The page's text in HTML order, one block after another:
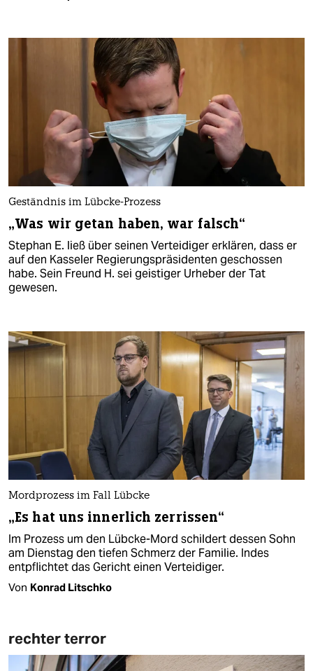
Geständnis im Lübcke-Prozess
„Was wir getan haben, war falsch“
Stephan E. ließ über seinen Verteidiger erklären, dass er
auf den Kasseler Regierungspräsidenten geschossen
habe. Sein Freund H. sei geistiger Urheber der Tat
gewesen.
Mordprozess im Fall Lübcke
„Es hat uns innerlich zerrissen“
Im Prozess um den Lübcke-Mord schildert dessen Sohn
am Dienstag den tiefen Schmerz der Familie. Indes
entpflichtet das Gericht einen Verteidiger.
Von Konrad Litschko
rechter terror